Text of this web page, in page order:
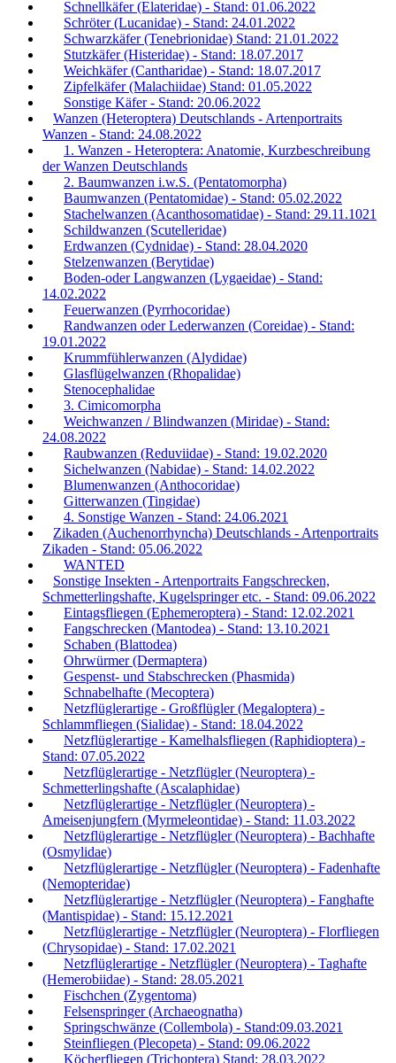
Schnellkäfer (Elateridae) - Stand: 01.06.2022
Schröter (Lucanidae) - Stand: 24.01.2022
Schwarzkäfer (Tenebrionidae) Stand: 21.01.2022
Stutzkäfer (Histeridae) - Stand: 18.07.2017
Weichkäfer (Cantharidae) - Stand: 18.07.2017
Zipfelkäfer (Malachiidae) Stand: 01.05.2022
Sonstige Käfer - Stand: 20.06.2022
Wanzen (Heteroptera) Deutschlands - Artenportraits
Wanzen - Stand: 24.08.2022
1. Wanzen - Heteroptera: Anatomie, Kurzbeschreibung
der Wanzen Deutschlands
2. Baumwanzen i.w.S. (Pentatomorpha)
Baumwanzen (Pentatomidae) - Stand: 05.02.2022
Stachelwanzen (Acanthosomatidae) - Stand: 29.11.1021
Schildwanzen (Scutelleridae)
Erdwanzen (Cydnidae) - Stand: 28.04.2020
Stelzenwanzen (Berytidae)
Boden-oder Langwanzen (Lygaeidae) - Stand:
14.02.2022
Feuerwanzen (Pyrrhocoridae)
Randwanzen oder Lederwanzen (Coreidae) - Stand:
19.01.2022
Krummfühlerwanzen (Alydidae)
Glasflügelwanzen (Rhopalidae)
Stenocephalidae
3. Cimicomorpha
Weichwanzen / Blindwanzen (Miridae) - Stand:
24.08.2022
Raubwanzen (Reduviidae) - Stand: 19.02.2020
Sichelwanzen (Nabidae) - Stand: 14.02.2022
Blumenwanzen (Anthocoridae)
Gitterwanzen (Tingidae)
4. Sonstige Wanzen - Stand: 24.06.2021
Zikaden (Auchenorrhyncha) Deutschlands - Artenportraits
Zikaden - Stand: 05.06.2022
WANTED
Sonstige Insekten - Artenportraits Fangschrecken,
Schmetterlingshafte, Kugelspringer etc. - Stand: 09.06.2022
Eintagsfliegen (Ephemeroptera) - Stand: 12.02.2021
Fangschrecken (Mantodea) - Stand: 13.10.2021
Schaben (Blattodea)
Ohrwürmer (Dermaptera)
Gespenst- und Stabschrecken (Phasmida)
Schnabelhafte (Mecoptera)
Netzflüglerartige - Großflügler (Megaloptera) -
Schlammfliegen (Sialidae) - Stand: 18.04.2022
Netzflüglerartige - Kamelhalsfliegen (Raphidioptera) -
Stand: 07.05.2022
Netzflüglerartige - Netzflügler (Neuroptera) -
Schmetterlingshafte (Ascalaphidae)
Netzflüglerartige - Netzflügler (Neuroptera) -
Ameisenjungfern (Myrmeleontidae) - Stand: 11.03.2022
Netzflüglerartige - Netzflügler (Neuroptera) - Bachhafte
(Osmylidae)
Netzflüglerartige - Netzflügler (Neuroptera) - Fadenhafte
(Nemopteridae)
Netzflüglerartige - Netzflügler (Neuroptera) - Fanghafte
(Mantispidae) - Stand: 15.12.2021
Netzflüglerartige - Netzflügler (Neuroptera) - Florfliegen
(Chrysopidae) - Stand: 17.02.2021
Netzflüglerartige - Netzflügler (Neuroptera) - Taghafte
(Hemerobiidae) - Stand: 28.05.2021
Fischchen (Zygentoma)
Felsenspringer (Archaeognatha)
Springschwänze (Collembola) - Stand:09.03.2021
Steinfliegen (Plecopeta) - Stand: 09.06.2022
Köcherfliegen (Trichoptera) Stand: 28.03.2022